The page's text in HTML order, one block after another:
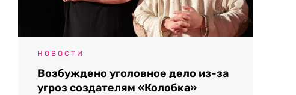
НОВОСТИ
Возбуждено уголовное дело из-за
угроз создателям «Колобка»